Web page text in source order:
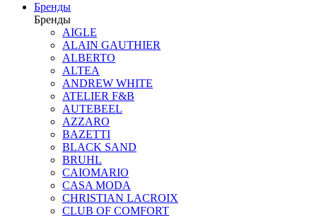
Бренды
Бренды
AIGLE
ALAIN GAUTHIER
ALBERTO
ALTEA
ANDREW WHITE
ATELIER F&B
AUTEBEEL
AZZARO
BAZETTI
BLACK SAND
BRUHL
CAIOMARIO
CASA MODA
CHRISTIAN LACROIX
CLUB OF COMFORT